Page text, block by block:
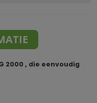
2000 , die eenvoudig